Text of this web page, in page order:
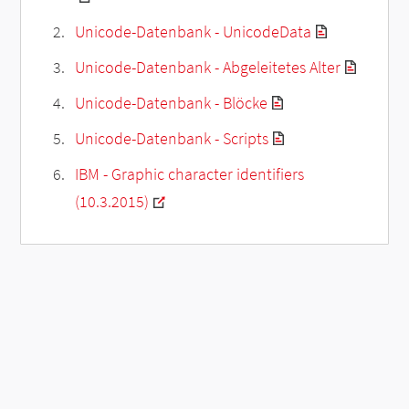
Unicode-Datenbank - UnicodeData
Unicode-Datenbank - Abgeleitetes Alter
Unicode-Datenbank - Blöcke
Unicode-Datenbank - Scripts
IBM - Graphic character identifiers
(10.3.2015)